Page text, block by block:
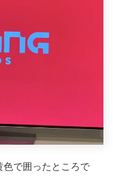
色で囲ったところで